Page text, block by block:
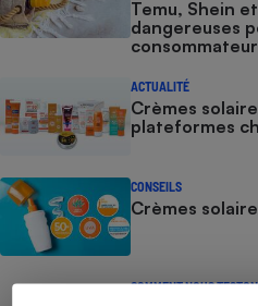
Temu, Shein
dangereuses
ACTUALITÉ
Crèmes
plateformes
CONSEILS
Crèmes
COMMENT NOUS